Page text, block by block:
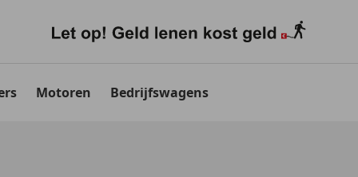
Motoren Bedrijfswagens